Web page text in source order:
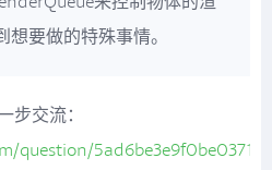
想要做的特殊事情。
步交流：
question/